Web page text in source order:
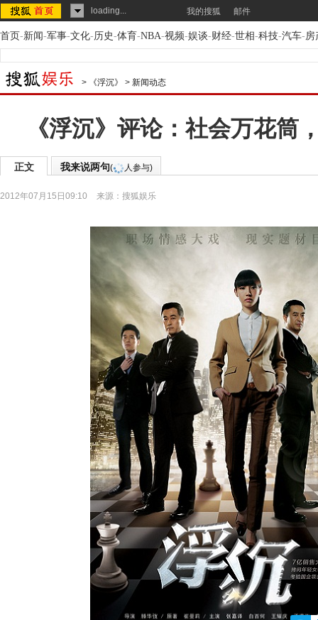
loading... 我的搜狐 邮件
首页-新闻-军事-文化-历史-体育-NBA-视频-娱谈-财经-世相-科技-汽车-房
> 《浮沉》 > 新闻动态
《浮沉》评论：社会万花筒
正文 我来说两句( 人参与)
2012年07月15日09:10 来源： 搜狐娱乐